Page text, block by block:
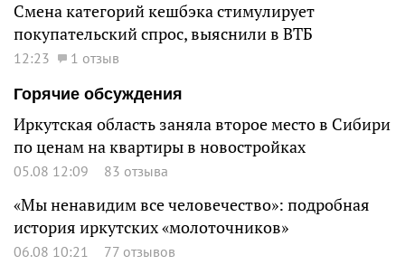
Смена категорий кешбэка стимулирует
покупательский спрос, выяснили в ВТБ
12:23
1 отзыв
Горячие обсуждения
Иркутская область заняла второе место в Сибири
по ценам на квартиры в новостройках
05.08 12:09 83 отзыва
«Мы ненавидим все человечество»: подробная
история иркутских «молоточников»
06.08 10:21 77 отзывов